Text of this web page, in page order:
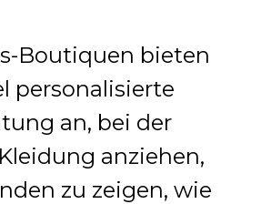
Boutiquen bieten
personalisierte
an, bei der
anziehen,
zu zeigen, wie